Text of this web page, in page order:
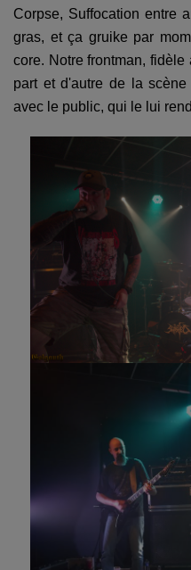
Corpse, Suffocation entre
gras, et ça gruike par
core. Notre frontman,
part et d'autre de la
avec le public, qui le lui